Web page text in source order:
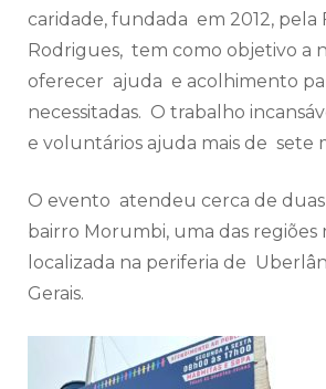
caridade, fundada em 2012, pela
Rodrigues, tem como objetivo a
oferecer ajuda e acolhimento
necessitadas. O trabalho
e voluntários ajuda mais de sete
O evento atendeu cerca de duas
bairro Morumbi, uma das regiões
localizada na periferia de
Gerais.